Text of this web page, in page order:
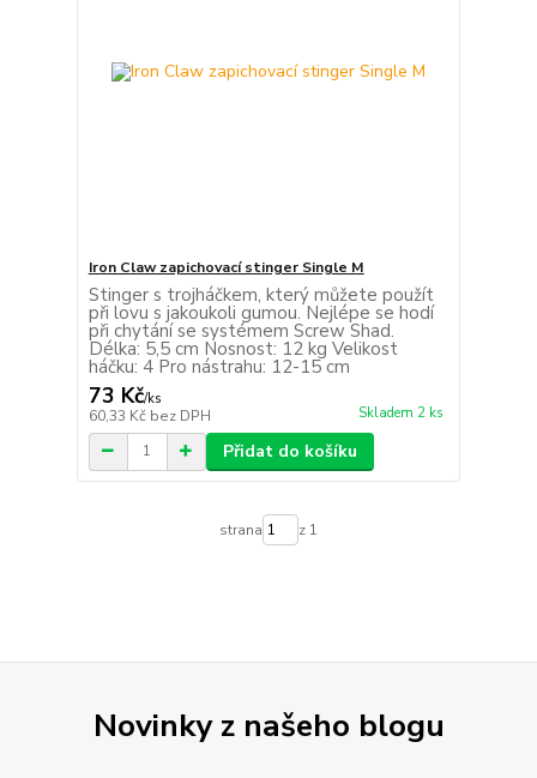
Iron Claw zapichovací stinger Single M
Stinger s trojháčkem, který můžete použít
při lovu s jakoukoli gumou. Nejlépe se hodí
při chytání se systémem Screw Shad.
Délka: 5,5 cm Nosnost: 12 kg Velikost
háčku: 4 Pro nástrahu: 12-15 cm
73 Kč/ks
60,33 Kč bez DPH Skladem 2 ks
Přidat do košíku
strana z 1
Novinky z našeho blogu